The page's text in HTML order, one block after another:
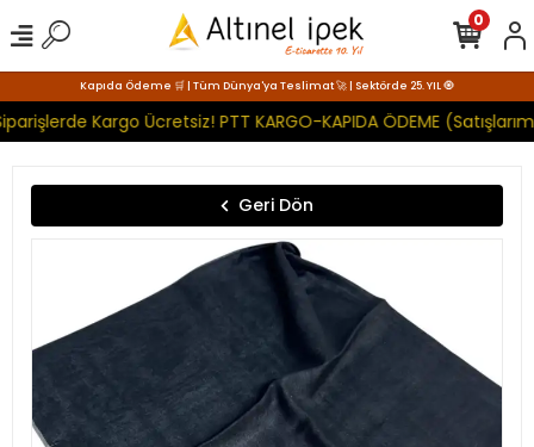
Kapıda Ödeme 🛒 | Tüm Dünya'ya Teslimat 🚀 | Sektörde 25. YIL 🧿
Kargo Ücretsiz! PTT KARGO-KAPIDA ÖDEME
0
Geri Dön